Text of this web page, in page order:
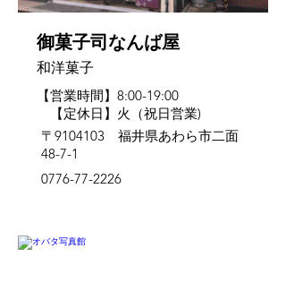
御菓子司なんば屋
和洋菓子
【営業時間】8:00-19:00
【定休日】火（祝日営業)
〒9104103 福井県あわら市二面
48-7-1
0776-77-2226